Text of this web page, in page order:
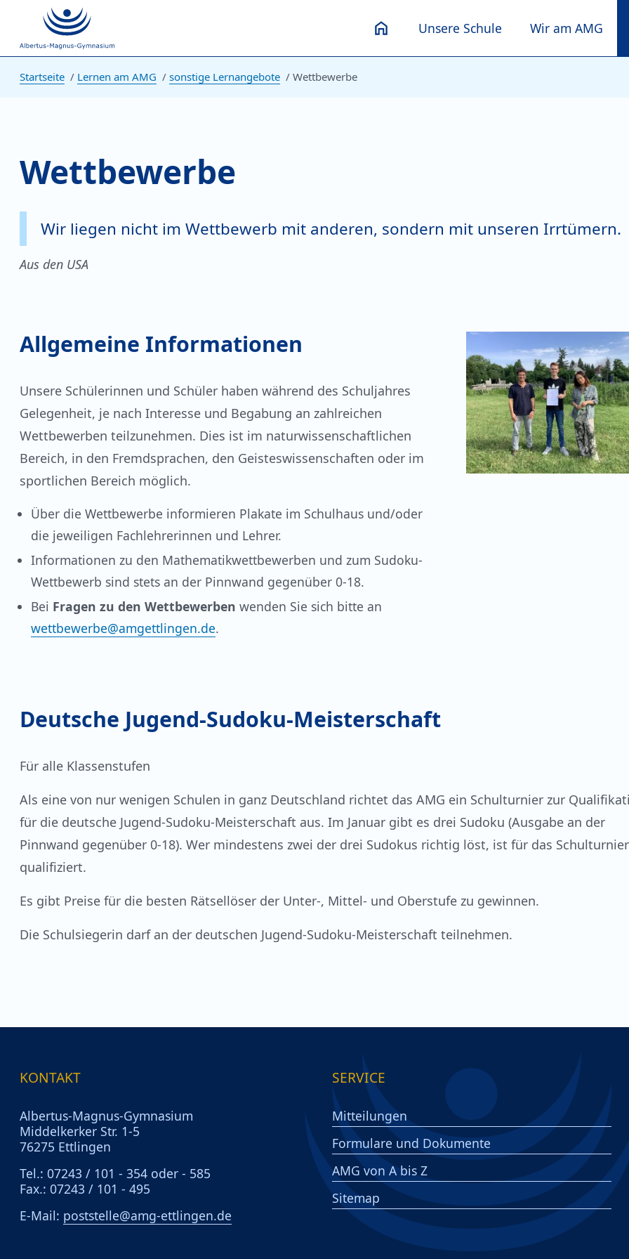
Unsere Schule Wir am AMG
Startseite Lernen am AMG sonstige Lernangebote Wettbewerbe
Wettbewerbe
Wir liegen nicht im Wettbewerb mit anderen, sondern mit unseren Irrtümern.
Aus den USA
Allgemeine Informationen
Unsere Schülerinnen und Schüler haben während des Schuljahres
Gelegenheit, je nach Interesse und Begabung an zahlreichen
Wettbewerben teilzunehmen. Dies ist im naturwissenschaftlichen
Bereich, in den Fremdsprachen, den Geisteswissenschaften oder im
sportlichen Bereich möglich.
Über die Wettbewerbe informieren Plakate im Schulhaus und/oder
die jeweiligen Fachlehrerinnen und Lehrer.
Informationen zu den Mathematikwettbewerben und zum Sudoku-
Wettbewerb sind stets an der Pinnwand gegenüber 0-18.
Bei Fragen zu den Wettbewerben wenden Sie sich bitte an
wettbewerbe@amgettlingen.de.
Deutsche Jugend-Sudoku-Meisterschaft
Für alle Klassenstufen
Als eine von nur wenigen Schulen in ganz Deutschland richtet das AMG ein Schulturnier zur
für die deutsche Jugend-Sudoku-Meisterschaft aus. Im Januar gibt es drei Sudoku (Ausgabe an der
Pinnwand gegenüber 0-18). Wer mindestens zwei der drei Sudokus richtig löst, ist für das Schulturnier
qualifiziert.
Es gibt Preise für die besten Rätsellöser der Unter-, Mittel- und Oberstufe zu gewinnen.
Die Schulsiegerin darf an der deutschen Jugend-Sudoku-Meisterschaft teilnehmen.
KONTAKT
Albertus-Magnus-Gymnasium
Middelkerker Str. 1-5
76275 Ettlingen
Tel.: 07243 / 101 - 354 oder - 585
Fax.: 07243 / 101 - 495
E-Mail: poststelle@amg-ettlingen.de
SERVICE
Mitteilungen
Formulare und Dokumente
AMG von A bis Z
Sitemap